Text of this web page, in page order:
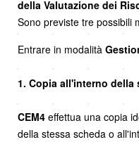
della Valutazione dei
Sono previste tre possibili
Entrare in modalità
1. Copia all'interno della
CEM4 effettua una copia
della stessa scheda o